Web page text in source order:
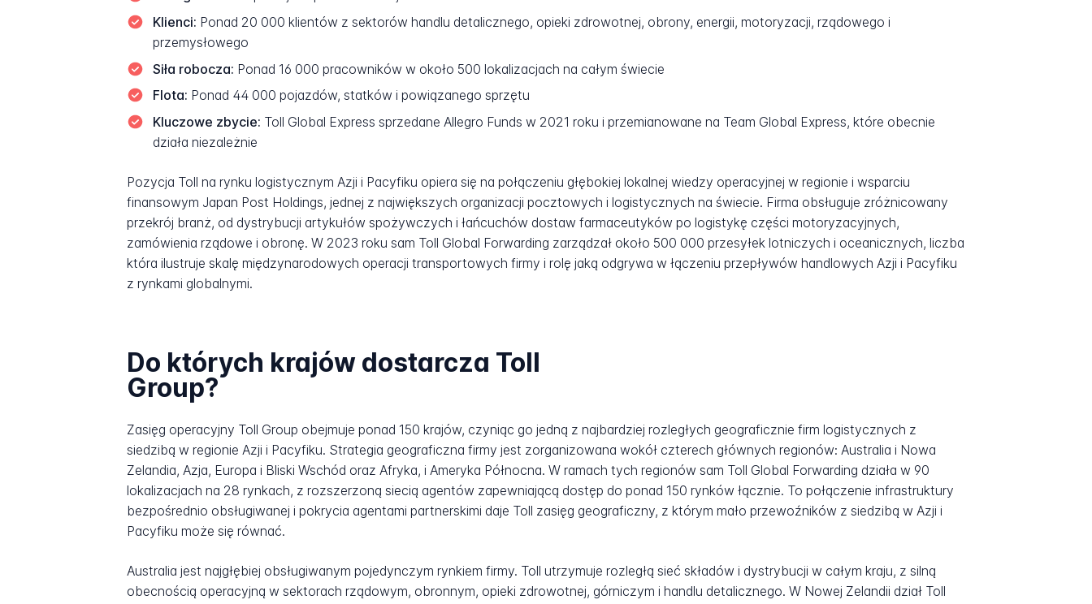
Klienci: Ponad 20 000 klientów z sektorów handlu detalicznego, opieki zdrowotnej, obrony, energii, motoryzacji, rządowego i
przemysłowego
Siła robocza: Ponad 16 000 pracowników w około 500 lokalizacjach na całym świecie
Flota: Ponad 44 000 pojazdów, statków i powiązanego sprzętu
Kluczowe zbycie: Toll Global Express sprzedane Allegro Funds w 2021 roku i przemianowane na Team Global Express, które obecnie
działa niezależnie
Pozycja Toll na rynku logistycznym Azji i Pacyfiku opiera się na połączeniu głębokiej lokalnej wiedzy operacyjnej w regionie i wsparciu
finansowym Japan Post Holdings, jednej z największych organizacji pocztowych i logistycznych na świecie. Firma obsługuje zróżnicowany
przekrój branż, od dystrybucji artykułów spożywczych i łańcuchów dostaw farmaceutyków po logistykę części motoryzacyjnych,
zamówienia rządowe i obronę. W 2023 roku sam Toll Global Forwarding zarządzał około 500 000 przesyłek lotniczych i oceanicznych, liczba
która ilustruje skalę międzynarodowych operacji transportowych firmy i rolę jaką odgrywa w łączeniu przepływów handlowych Azji i Pacyfiku
z rynkami globalnymi.
Do których krajów dostarcza Toll
Group?
Zasięg operacyjny Toll Group obejmuje ponad 150 krajów, czyniąc go jedną z najbardziej rozległych geograficznie firm logistycznych z
siedzibą w regionie Azji i Pacyfiku. Strategia geograficzna firmy jest zorganizowana wokół czterech głównych regionów: Australia i Nowa
Zelandia, Azja, Europa i Bliski Wschód oraz Afryka, i Ameryka Północna. W ramach tych regionów sam Toll Global Forwarding działa w 90
lokalizacjach na 28 rynkach, z rozszerzoną siecią agentów zapewniającą dostęp do ponad 150 rynków łącznie. To połączenie infrastruktury
bezpośrednio obsługiwanej i pokrycia agentami partnerskimi daje Toll zasięg geograficzny, z którym mało przewoźników z siedzibą w Azji i
Pacyfiku może się równać.
Australia jest najgłębiej obsługiwanym pojedynczym rynkiem firmy. Toll utrzymuje rozległą sieć składów i dystrybucji w całym kraju, z silną
obecnością operacyjną w sektorach rządowym, obronnym, opieki zdrowotnej, górniczym i handlu detalicznego. W Nowej Zelandii dział Toll